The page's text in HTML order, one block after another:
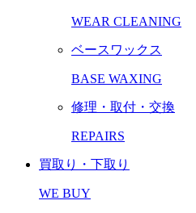
WEAR CLEANING
ベースワックス
BASE WAXING
修理・取付・交換
REPAIRS
買取り・下取り
WE BUY